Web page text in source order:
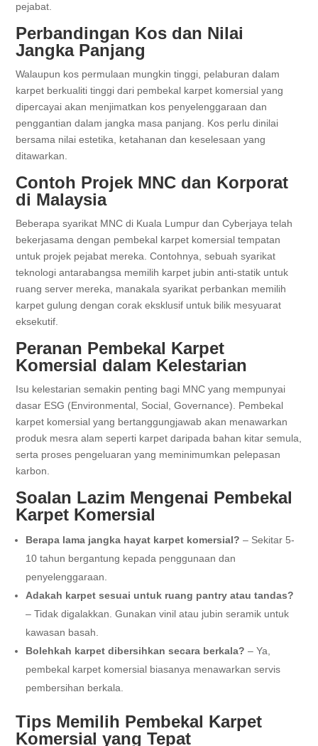
pejabat.
Perbandingan Kos dan Nilai
Jangka Panjang
Walaupun kos permulaan mungkin tinggi, pelaburan dalam
karpet berkualiti tinggi dari pembekal karpet komersial yang
dipercayai akan menjimatkan kos penyelenggaraan dan
penggantian dalam jangka masa panjang. Kos perlu dinilai
bersama nilai estetika, ketahanan dan keselesaan yang
ditawarkan.
Contoh Projek MNC dan Korporat
di Malaysia
Beberapa syarikat MNC di Kuala Lumpur dan Cyberjaya telah
bekerjasama dengan pembekal karpet komersial tempatan
untuk projek pejabat mereka. Contohnya, sebuah syarikat
teknologi antarabangsa memilih karpet jubin anti-statik untuk
ruang server mereka, manakala syarikat perbankan memilih
karpet gulung dengan corak eksklusif untuk bilik mesyuarat
eksekutif.
Peranan Pembekal Karpet
Komersial dalam Kelestarian
Isu kelestarian semakin penting bagi MNC yang mempunyai
dasar ESG (Environmental, Social, Governance). Pembekal
karpet komersial yang bertanggungjawab akan menawarkan
produk mesra alam seperti karpet daripada bahan kitar semula,
serta proses pengeluaran yang meminimumkan pelepasan
karbon.
Soalan Lazim Mengenai Pembekal
Karpet Komersial
Berapa lama jangka hayat karpet komersial? – Sekitar 5-
10 tahun bergantung kepada penggunaan dan
penyelenggaraan.
Adakah karpet sesuai untuk ruang pantry atau tandas?
– Tidak digalakkan. Gunakan vinil atau jubin seramik untuk
kawasan basah.
Bolehkah karpet dibersihkan secara berkala? – Ya,
pembekal karpet komersial biasanya menawarkan servis
pembersihan berkala.
Tips Memilih Pembekal Karpet
Komersial yang Tepat